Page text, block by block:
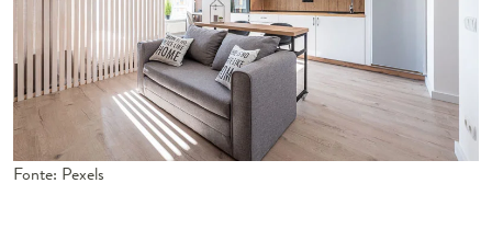
Fonte: Pexels